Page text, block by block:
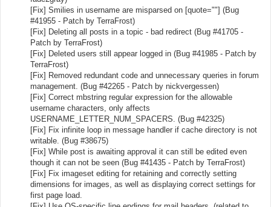
[Fix] Smilies in username are misparsed on [quote=""] (Bug
#41955 - Patch by TerraFrost)
[Fix] Deleting all posts in a topic - bad redirect (Bug #41705 -
Patch by TerraFrost)
[Fix] Deleted users still appear logged in (Bug #41985 - Patch by
TerraFrost)
[Fix] Removed redundant code and unnecessary queries in forum
management. (Bug #42265 - Patch by nickvergessen)
[Fix] Correct mbstring regular expression for the allowable
username characters, only affects
USERNAME_LETTER_NUM_SPACERS. (Bug #42325)
[Fix] Fix infinite loop in message handler if cache directory is not
writable. (Bug #38675)
[Fix] While post is awaiting approval it can still be edited even
though it can not be seen (Bug #41435 - Patch by TerraFrost)
[Fix] Fix imageset editing for retaining and correctly setting
dimensions for images, as well as displaying correct settings for
first page load.